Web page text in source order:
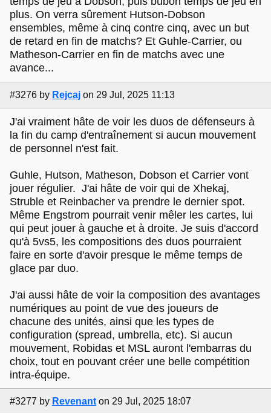
plus. On verra sûrement Hutson-Dobson
ensembles, même à cinq contre cinq, avec un but
de retard en fin de matchs? Et Guhle-Carrier, ou
Matheson-Carrier en fin de matchs avec une
avance...
#3276 by Rejcaj on 29 Jul, 2025 11:13
J'ai vraiment hâte de voir les duos de défenseurs à
la fin du camp d'entraînement si aucun mouvement
de personnel n'est fait.
Guhle, Hutson, Matheson, Dobson et Carrier vont
jouer régulier. J'ai hâte de voir qui de Xhekaj,
Struble et Reinbacher va prendre le dernier spot.
Même Engstrom pourrait venir mêler les cartes, lui
qui peut jouer à gauche et à droite. Je suis d'accord
qu'à 5vs5, les compositions des duos pourraient
faire en sorte d'avoir presque le même temps de
glace par duo.
J'ai aussi hâte de voir la composition des avantages
numériques au point de vue des joueurs de
chacune des unités, ainsi que les types de
configuration (spread, umbrella, etc). Si aucun
mouvement, Robidas et MSL auront l'embarras du
choix, tout en pouvant créer une belle compétition
intra-équipe.
#3277 by Revenant on 29 Jul, 2025 18:07